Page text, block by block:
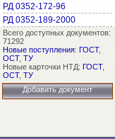
РД 0352-172-96
РД 0352-189-2000
Всего доступных документов:
71292
Новые поступления: ГОСТ,
ОСТ, ТУ
Новые карточки НТД: ГОСТ,
ОСТ, ТУ
Добавить документ